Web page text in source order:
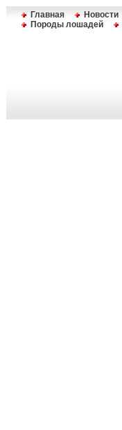
Главная
Новости
Породы лошадей